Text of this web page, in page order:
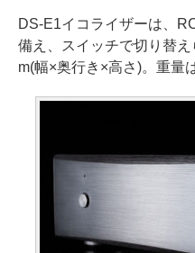
DS-E1イコライザーは、
備え、スイッチで切り替
m(幅×奥行き×高さ)。重量